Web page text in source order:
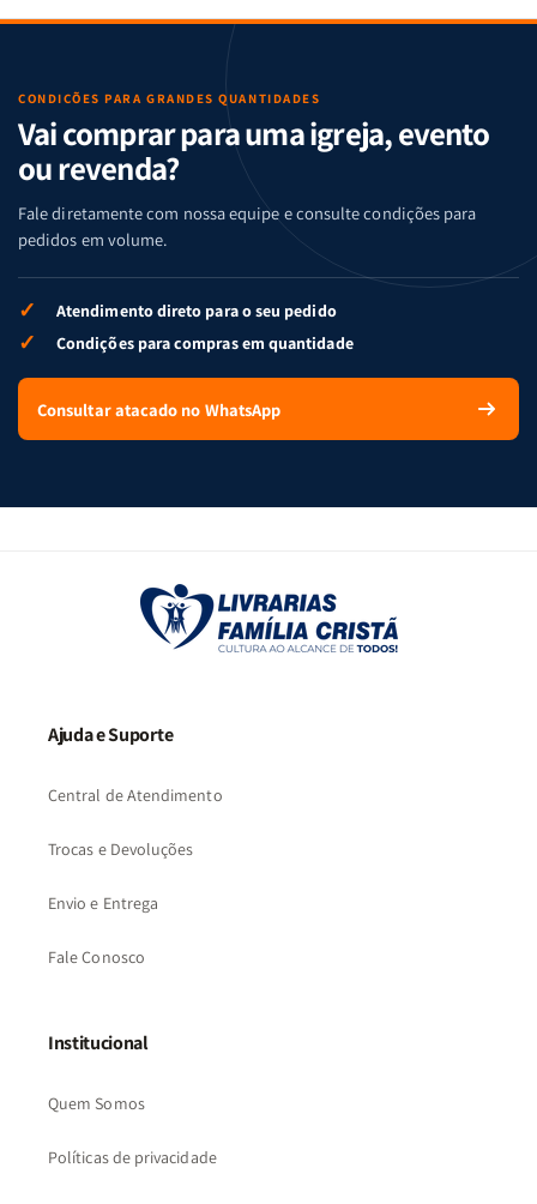
CONDIÇÕES PARA GRANDES QUANTIDADES
Vai comprar para uma igreja, evento
ou revenda?
Fale diretamente com nossa equipe e consulte condições para
pedidos em volume.
✓ Atendimento direto para o seu pedido
✓ Condições para compras em quantidade
Consultar atacado no WhatsApp
Ajuda e Suporte
Central de Atendimento
Trocas e Devoluções
Envio e Entrega
Fale Conosco
Institucional
Quem Somos
Políticas de privacidade